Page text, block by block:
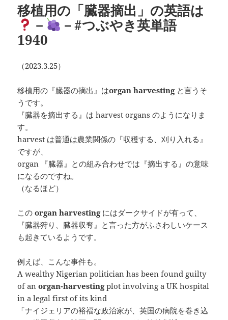
移植用の「臓器摘出」の英語は
－
－#つぶやき英単語
1940
（2023.3.25）
移植用の『臓器の摘出』はorgan harvestingと言うそ
うです。
『臓器を摘出する』は harvest organs のようになりま
す。
harvest は普通は農業関係の『収穫する、刈り入れる』
ですが、
organ 『臓器』との組み合わせでは『摘出する』の意味
になるのですね。
（なるほど）
このorgan harvesting にはダークサイドが有って、
『臓器狩り、臓器収奪』と言った方がふさわしいケース
も起きているようです。
例えば、こんな事件も。
A wealthy Nigerian politician has been found guilty
of anorgan-harvestingplot involving a UK hospital
in a legal first of its kind
「ナイジェリアの裕福な政治家が、英国の病院を巻き込